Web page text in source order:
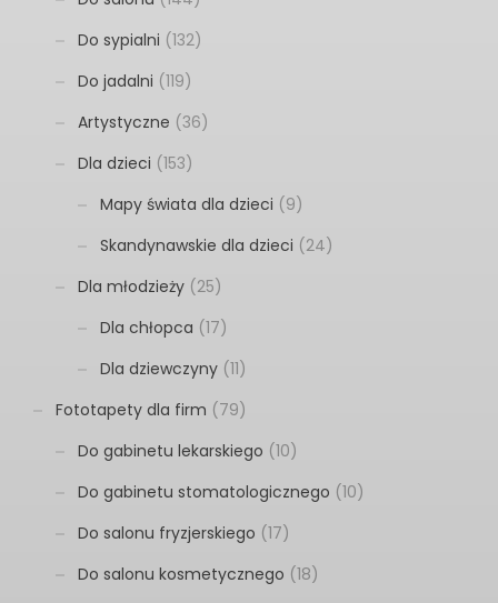
Do sypialni (132)
Do jadalni (119)
Artystyczne (36)
Dla dzieci (153)
Mapy świata dla dzieci (9)
Skandynawskie dla dzieci (24)
Dla młodzieży (25)
Dla chłopca (17)
Dla dziewczyny (11)
Fototapety dla firm (79)
Do gabinetu lekarskiego (10)
Do gabinetu stomatologicznego (10)
Do salonu fryzjerskiego (17)
Do salonu kosmetycznego (18)